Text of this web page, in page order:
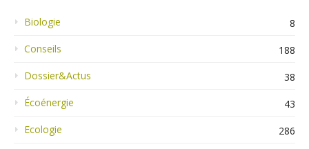
Biologie
8
Conseils
188
Dossier&Actus
38
Écoénergie
43
Ecologie
286